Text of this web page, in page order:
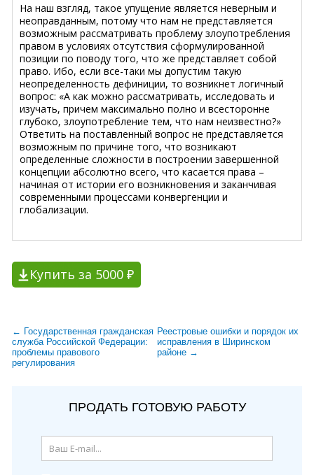
На наш взгляд, такое упущение является неверным и
неоправданным, потому что нам не представляется
возможным рассматривать проблему злоупотребления
правом в условиях отсутствия сформулированной
позиции по поводу того, что же представляет собой
право. Ибо, если все-таки мы допустим такую
неопределенность дефиниции, то возникнет логичный
вопрос: «А как можно рассматривать, исследовать и
изучать, причем максимально полно и всесторонне
глубоко, злоупотребление тем, что нам неизвестно?»
Ответить на поставленный вопрос не представляется
возможным по причине того, что возникают
определенные сложности в построении завершенной
концепции абсолютно всего, что касается права –
начиная от истории его возникновения и заканчивая
современными процессами конвергенции и
глобализации.
Купить за 5000 ₽
← Государственная гражданская
служба Российской Федерации:
проблемы правового
регулирования
Реестровые ошибки и порядок их
исправления в Ширинском
районе →
ПРОДАТЬ ГОТОВУЮ РАБОТУ